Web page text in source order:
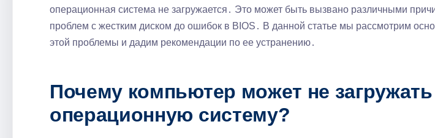
операционная система не загружается․ Это может быть вызвано различными
проблем с жестким диском до ошибок в BIOS․ В данной статье мы рассмотрим
этой проблемы и дадим рекомендации по ее устранению․
Почему компьютер может не загружать
операционную систему?